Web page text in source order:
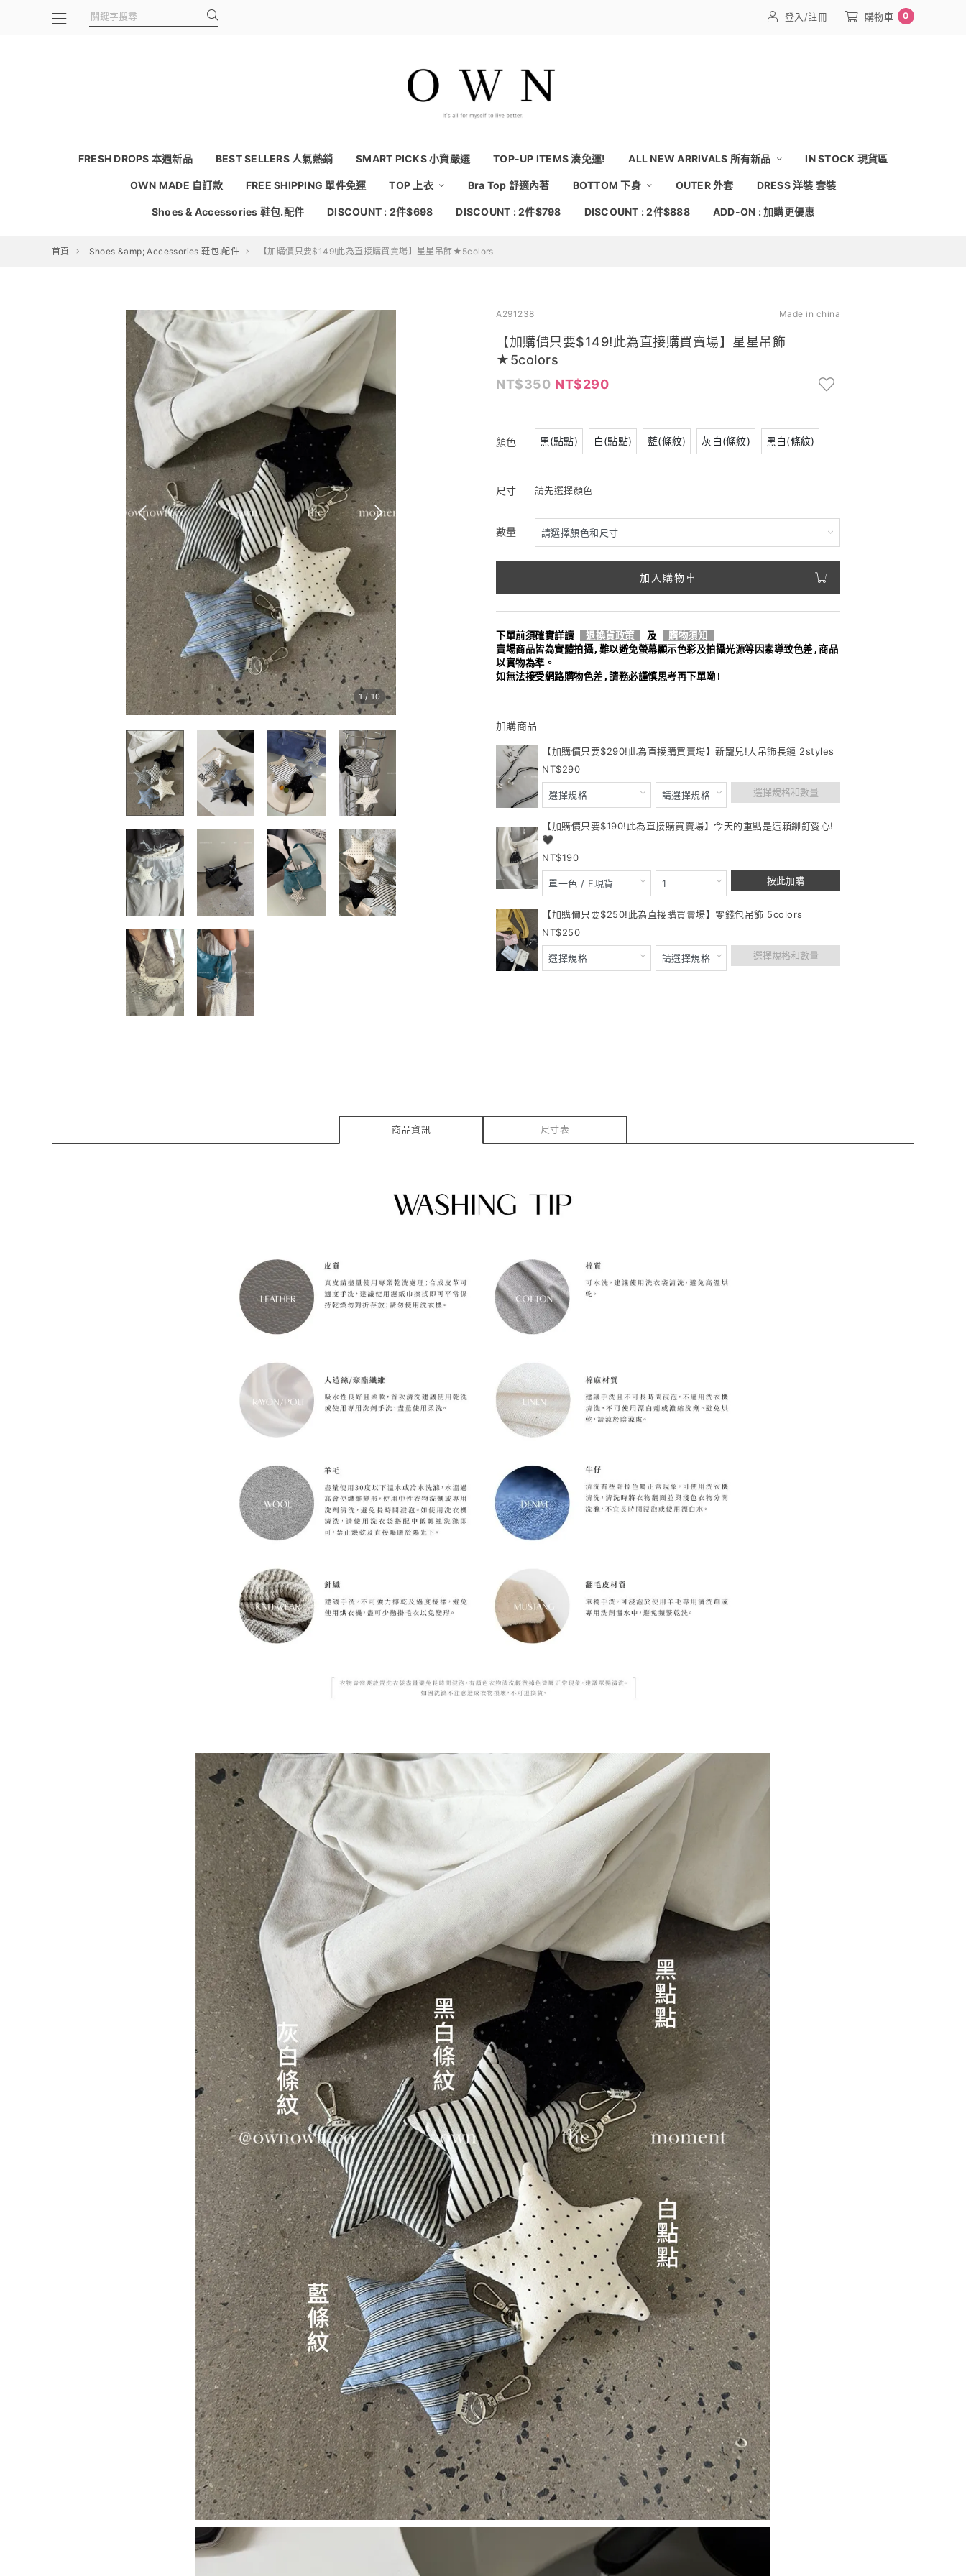
登入/註冊 購物車 0
FRESH DROPS 本週新品 BEST SELLERS 人氣熱銷 SMART PICKS 小資嚴選 TOP-UP ITEMS 湊免運! ALL NEW ARRIVALS 所有新品 IN STOCK 現貨區
OWN MADE 自訂款 FREE SHIPPING 單件免運 TOP 上衣 Bra Top 舒適內著 BOTTOM 下身 OUTER 外套 DRESS 洋裝 套裝
Shoes & Accessories 鞋包.配件 DISCOUNT : 2件$698 DISCOUNT : 2件$798 DISCOUNT : 2件$888 ADD-ON : 加購更優惠
首頁 Shoes &amp; Accessories 鞋包.配件 【加購價只要$149!此為直接購買賣場】星星吊飾★5colors
1 / 10
A291238 Made in china
【加購價只要$149!此為直接購買賣場】星星吊飾
★5colors
350
290
顏色 黑(點點) 白(點點) 藍(條紋) 灰白(條紋) 黑白(條紋)
尺寸 請先選擇顏色
數量
加入購物車
下單前須確實詳讀 退換貨政策 及
購物須知
賣場商品皆為實體拍攝,難以避免螢幕顯示色彩及拍攝光源等因素導致色差,商品
以實物為準。
如無法接受網路購物色差,請務必謹慎思考再下單呦!
加購商品
【加購價只要$290!此為直接購買賣場】新寵兒!大吊飾長鏈 2styles
290
選擇規格和數量
【加購價只要$190!此為直接購買賣場】今天的重點是這顆鉚釘愛心!
🖤
190
按此加購
【加購價只要$250!此為直接購買賣場】零錢包吊飾 5colors
250
選擇規格和數量
商品資訊 尺寸表